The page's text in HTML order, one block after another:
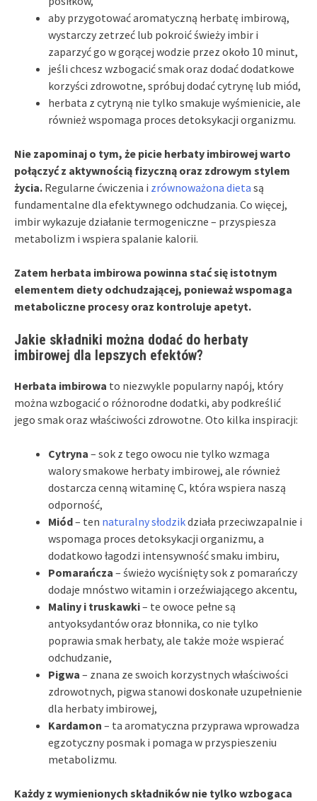
aby przygotować aromatyczną herbatę imbirową,
wystarczy zetrzeć lub pokroić świeży imbir i
zaparzyć go w gorącej wodzie przez około 10 minut,
jeśli chcesz wzbogacić smak oraz dodać dodatkowe
korzyści zdrowotne, spróbuj dodać cytrynę lub miód,
herbata z cytryną nie tylko smakuje wyśmienicie, ale
również wspomaga proces detoksykacji organizmu.
Nie zapominaj o tym, że picie herbaty imbirowej warto
połączyć z aktywnością fizyczną oraz zdrowym stylem
życia. Regularne ćwiczenia i zrównoważona dieta są
fundamentalne dla efektywnego odchudzania. Co więcej,
imbir wykazuje działanie termogeniczne – przyspiesza
metabolizm i wspiera spalanie kalorii.
Zatem herbata imbirowa powinna stać się istotnym
elementem diety odchudzającej, ponieważ wspomaga
metaboliczne procesy oraz kontroluje apetyt.
Jakie składniki można dodać do herbaty
imbirowej dla lepszych efektów?
Herbata imbirowa to niezwykle popularny napój, który
można wzbogacić o różnorodne dodatki, aby podkreślić
jego smak oraz właściwości zdrowotne. Oto kilka inspiracji:
Cytryna – sok z tego owocu nie tylko wzmaga
walory smakowe herbaty imbirowej, ale również
dostarcza cenną witaminę C, która wspiera naszą
odporność,
Miód– ten naturalny słodzikdziała przeciwzapalnie i
wspomaga proces detoksykacji organizmu, a
dodatkowo łagodzi intensywność smaku imbiru,
Pomarańcza – świeżo wyciśnięty sok z pomarańczy
dodaje mnóstwo witamin i orzeźwiającego akcentu,
Maliny i truskawki– te owoce pełne są
antyoksydantów oraz błonnika, co nie tylko
poprawia smak herbaty, ale także może wspierać
odchudzanie,
Pigwa – znana ze swoich korzystnych właściwości
zdrowotnych, pigwa stanowi doskonałe uzupełnienie
dla herbaty imbirowej,
Kardamon – ta aromatyczna przyprawa wprowadza
egzotyczny posmak i pomaga w przyspieszeniu
metabolizmu.
Każdy z wymienionych składników nie tylko wzbogaca